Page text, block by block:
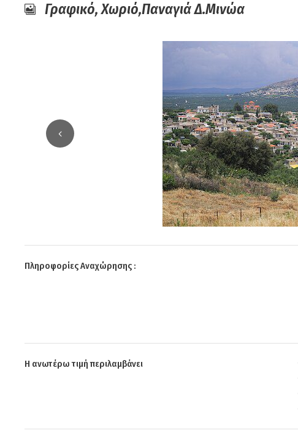
Γραφικό, Χωριό,Παναγιά Δ.Μινώα
Πληροφορίες Αναχώρησης :
Η ανωτέρω τιμή περιλαμβάνει